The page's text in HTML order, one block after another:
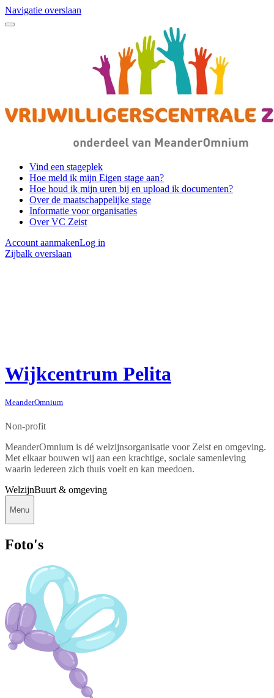
Navigatie overslaan
Vind een stageplek
Hoe meld ik mijn Eigen stage aan?
Hoe houd ik mijn uren bij en upload ik documenten?
Over de maatschappelijke stage
Informatie voor organisaties
Over VC Zeist
Account aanmakenLog in
Zijbalk overslaan
Wijkcentrum Pelita
MeanderOmnium
Non-profit
MeanderOmnium is dé welzijnsorganisatie voor Zeist en omgeving.
Met elkaar bouwen wij aan een krachtige, sociale samenleving
waarin iedereen zich thuis voelt en kan meedoen.
WelzijnBuurt & omgeving
Menu
Foto's